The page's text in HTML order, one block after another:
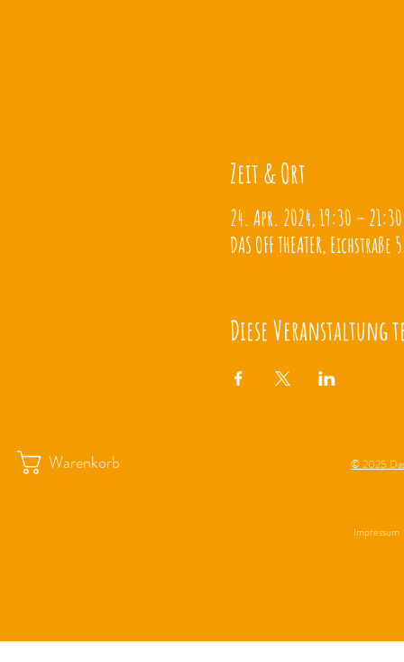
Zeit & Ort
24. Apr. 2024, 19:30 – 21:30
DAS OFF THEATER,
Diese Veranstaltung
Warenkorb © 2025
Impressum